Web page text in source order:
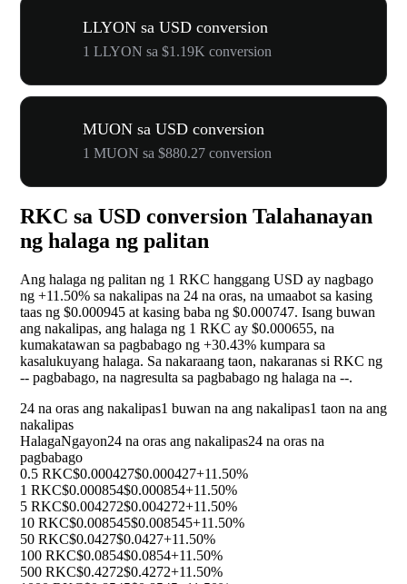
LLYON sa USD conversion
1 LLYON sa $1.19K conversion
MUON sa USD conversion
1 MUON sa $880.27 conversion
RKC sa USD conversion Talahanayan
ng halaga ng palitan
Ang halaga ng palitan ng 1 RKC hanggang USD ay nagbago
ng +11.50% sa nakalipas na 24 na oras, na umaabot sa kasing
taas ng $0.000945 at kasing baba ng $0.000747. Isang buwan
ang nakalipas, ang halaga ng 1 RKC ay $0.000655, na
kumakatawan sa pagbabago ng +30.43% kumpara sa
kasalukuyang halaga. Sa nakaraang taon, nakaranas si RKC ng
-- pagbabago, na nagresulta sa pagbabago ng halaga na --.
24 na oras ang nakalipas1 buwan na ang nakalipas1 taon na ang
nakalipas
HalagaNgayon24 na oras ang nakalipas24 na oras na
pagbabago
0.5 RKC$0.000427$0.000427+11.50%
1 RKC$0.000854$0.000854+11.50%
5 RKC$0.004272$0.004272+11.50%
10 RKC$0.008545$0.008545+11.50%
50 RKC$0.0427$0.0427+11.50%
100 RKC$0.0854$0.0854+11.50%
500 RKC$0.4272$0.4272+11.50%